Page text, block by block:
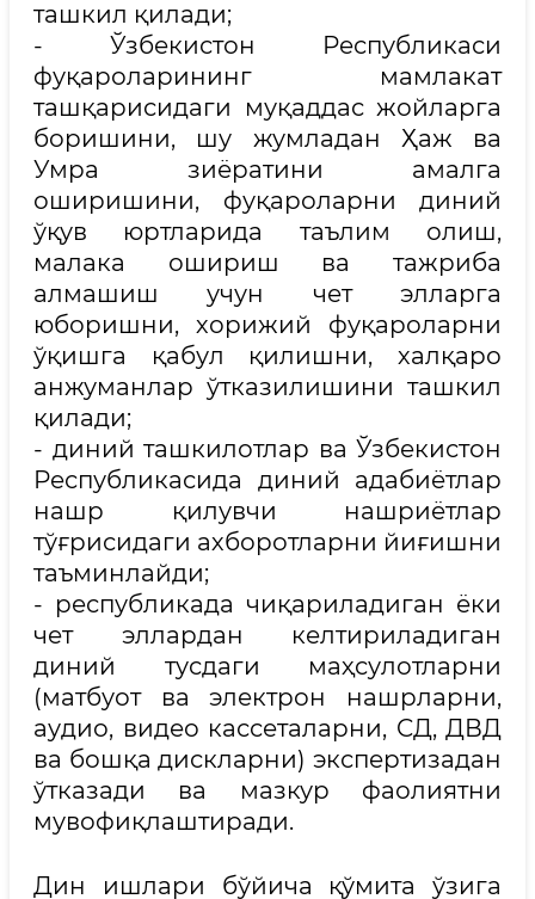
ташкил қилади;
- Ўзбекистон Республикаси
фуқароларининг мамлакат
ташқарисидаги муқаддас жойларга
боришини, шу жумладан Ҳаж ва
Умра зиёратини амалга
оширишини, фуқароларни диний
ўқув юртларида таълим олиш,
малака ошириш ва тажриба
алмашиш учун чет элларга
юборишни, хорижий фуқароларни
ўқишга қабул қилишни, халқаро
анжуманлар ўтказилишини ташкил
қилади;
- диний ташкилотлар ва Ўзбекистон
Республикасида диний адабиётлар
нашр қилувчи нашриётлар
тўғрисидаги ахборотларни йиғишни
таъминлайди;
- республикада чиқариладиган ёки
чет эллардан келтириладиган
диний тусдаги маҳсулотларни
(матбуот ва электрон нашрларни,
аудио, видео кассеталарни, CД, ДВД
ва бошқа дискларни) экспертизадан
ўтказади ва мазкур фаолиятни
мувофиқлаштиради.
Дин ишлари бўйича қўмита ўзига